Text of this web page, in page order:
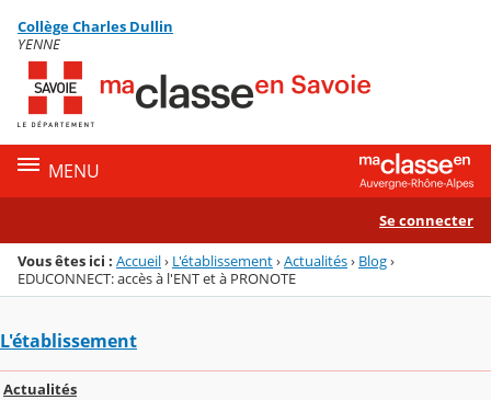
Menu de la rubrique
Contenu
Collège Charles Dullin
YENNE
MENU
Se connecter
Vous êtes ici : Accueil› L'établissement›Actualités› Blog›
EDUCONNECT: accès à l'ENT et à PRONOTE
L'établissement
Actualités